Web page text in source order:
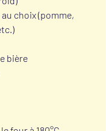
choix (pomme,
bière